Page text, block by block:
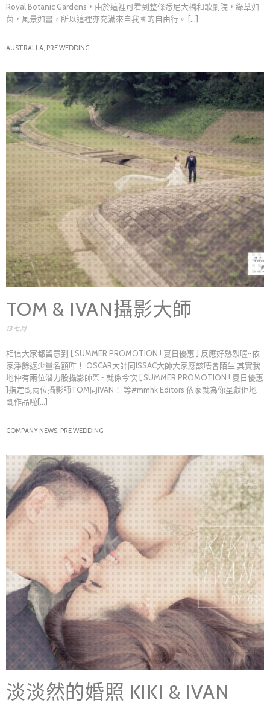
Royal Botanic Gardens，由於這裡可看到整條悉尼大橋和歌劇院，綠草如
茵，風景如畫，所以這裡亦充滿來自我國的自由行。 [...]
AUSTRALLA, PRE WEDDING
TOM & IVAN攝影大師
13 七月
相信大家都留意到 [ SUMMER PROMOTION ! 夏日優惠 ] 反應好熱烈喔~依
家淨餘返少量名額咋！ OSCAR大師同ISSAC大師大家應該唔會陌生 其實我
地仲有兩位潛力股攝影師架~ 就係今次 [ SUMMER PROMOTION ! 夏日優惠
]指定既兩位攝影師TOM同IVAN！ 等#mmhk Editors 依家就為你呈獻佢地
既作品啦[...]
COMPANY NEWS, PRE WEDDING
淡淡然的婚照 KIKI & IVAN